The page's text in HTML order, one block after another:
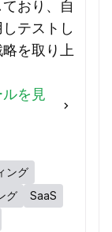
おり、自
テストし
を取り上
を見
ング
グ
SaaS